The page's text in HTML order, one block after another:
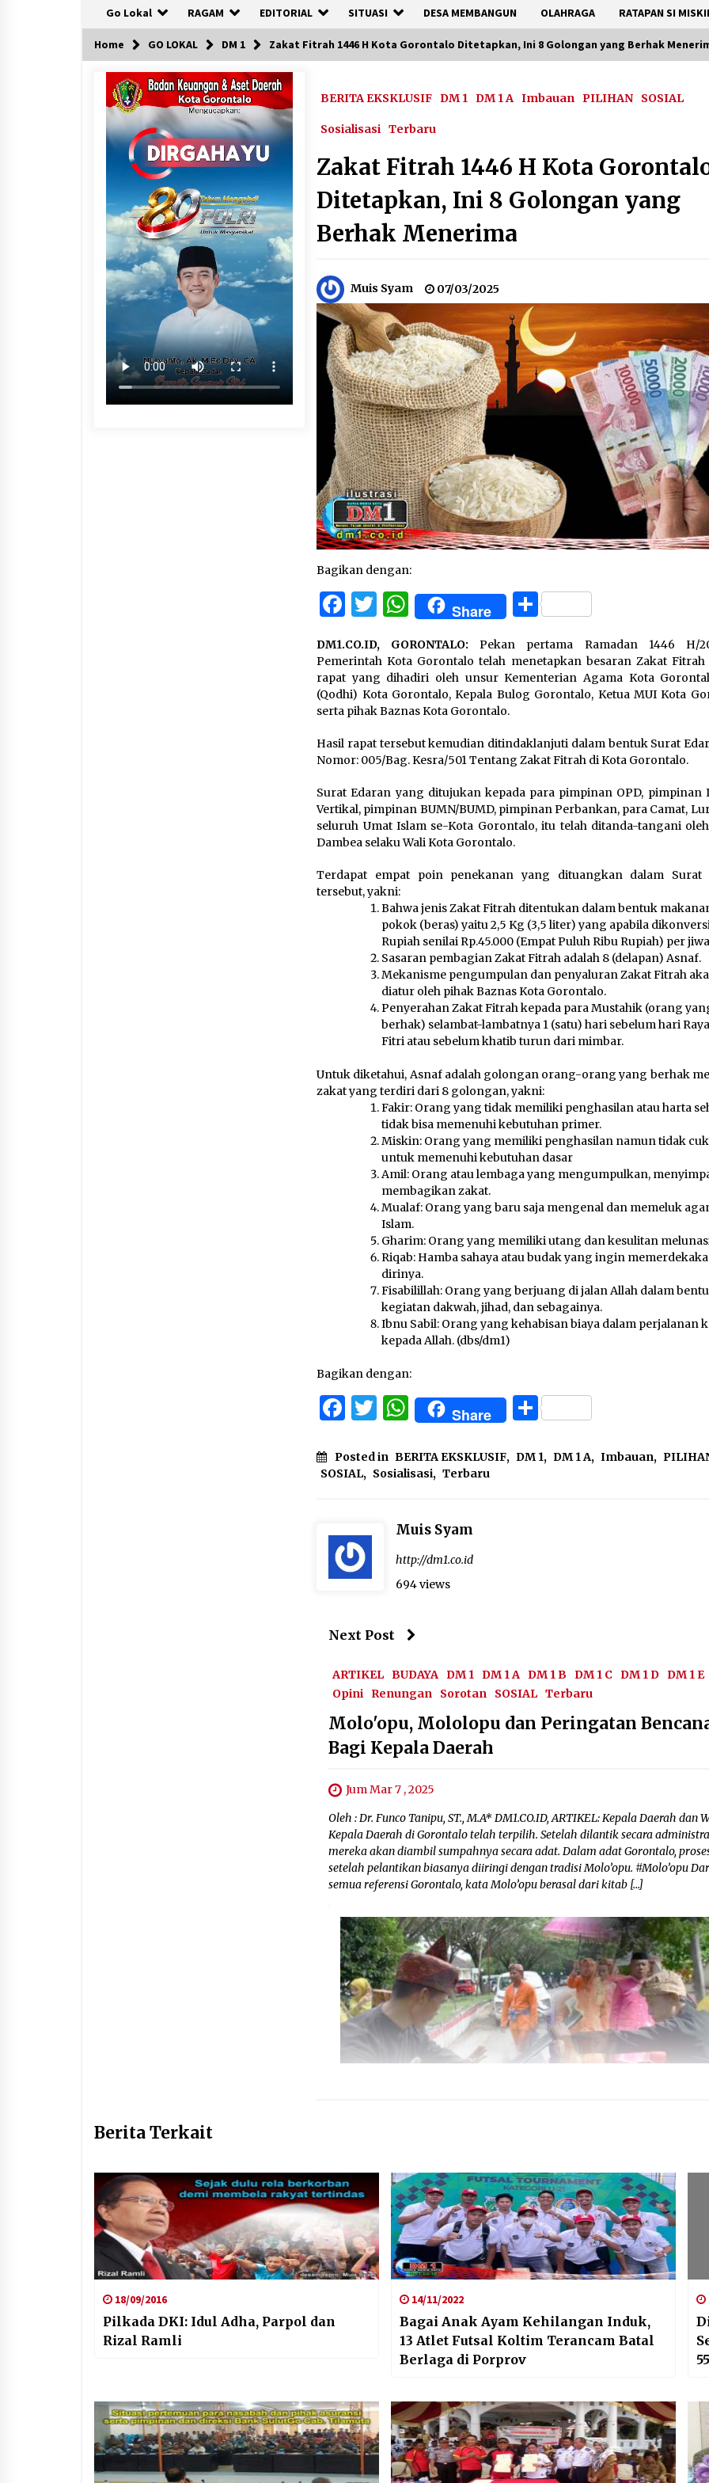
Go Lokal RAGAM EDITORIAL SITUASI DESA MEMBANGUN OLAHRAGA RATAPAN SI
Home GO LOKAL DM 1 Zakat Fitrah 1446 H Kota Gorontalo Ditetapkan, Ini 8 Golongan yang Berhak
BERITA EKSKLUSIF DM 1 DM 1 A Imbauan PILIHAN SOSIAL
Sosialisasi Terbaru
Zakat Fitrah 1446 H Kota
Ditetapkan, Ini 8 Golongan yang
Berhak Menerima
Muis Syam 07/03/2025
Bagikan dengan:
Facebook
Twitter
WhatsApp
Share Share
DM1.CO.ID, GORONTALO: Pekan pertama Ramadan 1446 H/
Pemerintah Kota Gorontalo telah menetapkan besaran Zakat Fitrah
rapat yang dihadiri oleh unsur Kementerian Agama Kota
(Qodhi) Kota Gorontalo, Kepala Bulog Gorontalo, Ketua MUI Kota
serta pihak Baznas Kota Gorontalo.
Hasil rapat tersebut kemudian ditindaklanjuti dalam bentuk Surat
Nomor: 005/Bag. Kesra/501 Tentang Zakat Fitrah di Kota Gorontalo.
Surat Edaran yang ditujukan kepada para pimpinan OPD, pimpinan
Vertikal, pimpinan BUMN/BUMD, pimpinan Perbankan, para Camat,
seluruh Umat Islam se-Kota Gorontalo, itu telah ditanda-tangani
Dambea selaku Wali Kota Gorontalo.
Terdapat empat poin penekanan yang dituangkan dalam Surat
tersebut, yakni:
Bahwa jenis Zakat Fitrah ditentukan dalam bentuk
pokok (beras) yaitu 2,5 Kg (3,5 liter) yang apabila
Rupiah senilai Rp.45.000 (Empat Puluh Ribu Rupiah) per
Sasaran pembagian Zakat Fitrah adalah 8 (delapan) Asnaf.
Mekanisme pengumpulan dan penyaluran Zakat Fitrah
diatur oleh pihak Baznas Kota Gorontalo.
Penyerahan Zakat Fitrah kepada para Mustahik (orang
berhak) selambat-lambatnya 1 (satu) hari sebelum hari
Fitri atau sebelum khatib turun dari mimbar.
Untuk diketahui, Asnaf adalah golongan orang-orang yang berhak
zakat yang terdiri dari 8 golongan, yakni:
Fakir: Orang yang tidak memiliki penghasilan atau harta
tidak bisa memenuhi kebutuhan primer.
Miskin: Orang yang memiliki penghasilan namun tidak
untuk memenuhi kebutuhan dasar
Amil: Orang atau lembaga yang mengumpulkan,
membagikan zakat.
Mualaf: Orang yang baru saja mengenal dan memeluk
Islam.
Gharim: Orang yang memiliki utang dan kesulitan
Riqab: Hamba sahaya atau budak yang ingin
dirinya.
Fisabilillah: Orang yang berjuang di jalan Allah dalam
kegiatan dakwah, jihad, dan sebagainya.
Ibnu Sabil: Orang yang kehabisan biaya dalam perjalanan
kepada Allah. (dbs/dm1)
Bagikan dengan:
Facebook
Twitter
WhatsApp
Share Share
Posted in BERITA EKSKLUSIF, DM 1, DM 1 A, Imbauan,
SOSIAL, Sosialisasi, Terbaru
Muis Syam
http://dm1.co.id
694 views
Next Post
ARTIKEL BUDAYA DM 1 DM 1 A DM 1 B DM 1 C DM 1 D DM 1 E
Opini
Renungan Sorotan SOSIAL Terbaru
Molo'opu, Mololopu dan Peringatan
Bagi Kepala Daerah
Jum Mar 7 , 2025
Oleh : Dr. Funco Tanipu, ST., M.A* DM1.CO.ID, ARTIKEL: Kepala Daerah dan
Kepala Daerah di Gorontalo telah terpilih. Setelah dilantik secara
mereka akan diambil sumpahnya secara adat. Dalam adat Gorontalo,
setelah pelantikan biasanya diiringi dengan tradisi Molo’opu. #Molo’opu
semua referensi Gorontalo, kata Molo’opu berasal dari kitab […]
Berita Terkait
18/09/2016
Pilkada DKI: Idul Adha, Parpol dan
Rizal Ramli
14/11/2022
Bagai Anak Ayam Kehilangan Induk,
13 Atlet Futsal Koltim Terancam Batal
Berlaga di Porprov
55